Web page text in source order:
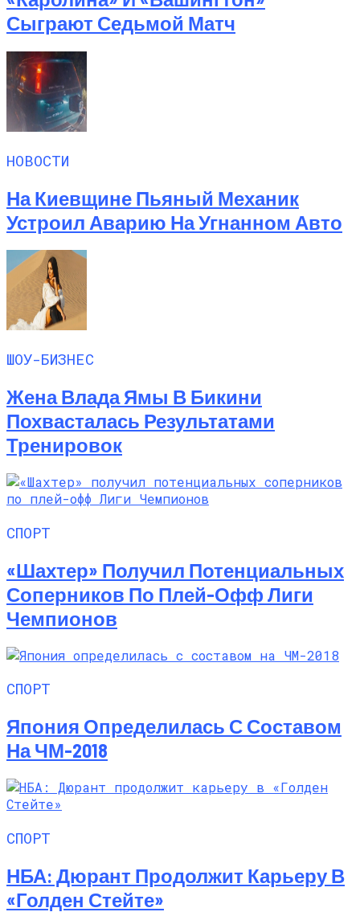
Сыграют Седьмой Матч
НОВОСТИ
На Киевщине Пьяный Механик
Устроил Аварию На Угнанном Авто
ШОУ-БИЗНЕС
Жена Влада Ямы В Бикини
Похвасталась Результатами
Тренировок
СПОРТ
«Шахтер» Получил Потенциальных
Соперников По Плей-Офф Лиги
Чемпионов
СПОРТ
Япония Определилась С Составом
На ЧМ-2018
СПОРТ
НБА: Дюрант Продолжит Карьеру В
«Голден Стейте»